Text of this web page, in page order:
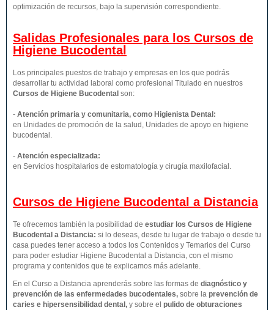
optimización de recursos, bajo la supervisión correspondiente.
Salidas Profesionales para los Cursos de
Higiene Bucodental
Los principales puestos de trabajo y empresas en los que podrás
desarrollar tu actividad laboral como profesional Titulado en nuestros
Cursos de Higiene Bucodental son:
- Atención primaria y comunitaria, como Higienista Dental:
en Unidades de promoción de la salud, Unidades de apoyo en higiene
bucodental.
- Atención especializada:
en Servicios hospitalarios de estomatología y cirugía maxilofacial.
Cursos de Higiene Bucodental a Distancia
Te ofrecemos también la posibilidad de estudiar los Cursos de Higiene
Bucodental a Distancia: si lo deseas, desde tu lugar de trabajo o desde tu
casa puedes tener acceso a todos los Contenidos y Temarios del Curso
para poder estudiar Higiene Bucodental a Distancia, con el mismo
programa y contenidos que te explicamos más adelante.
En el Curso a Distancia aprenderás sobre las formas de diagnóstico y
prevención de las enfermedades bucodentales, sobre la prevención de
caries e hipersensibilidad dental, y sobre el pulido de obturaciones